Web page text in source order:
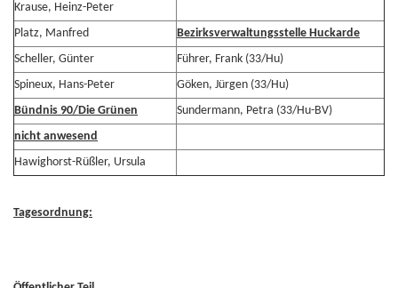
Krause, Heinz-Peter
Platz, Manfred
Bezirksverwaltungsstelle Huckarde
Scheller, Günter
Führer, Frank (33/Hu)
Spineux, Hans-Peter
Göken, Jürgen (33/Hu)
Bündnis 90/Die Grünen
Sundermann, Petra (33/Hu-BV)
nicht anwesend
Hawighorst-Rüßler, Ursula
Tagesordnung: